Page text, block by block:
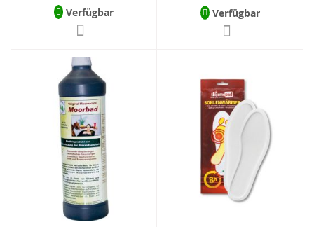
Verfügbar Verfügbar